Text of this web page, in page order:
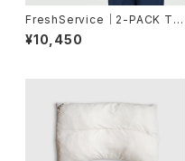
FreshService｜2-PACK TE
CH SMOOTH CREW NECK
¥10,450